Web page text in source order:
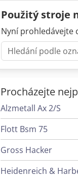
Použitý stroje
Nyní prohledávejte
Procházejte
Alzmetall Ax 2/S
Flott Bsm 75
Gross Hacker